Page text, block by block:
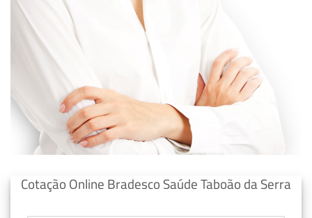
Cotação Online Bradesco Saúde Taboão da Serra